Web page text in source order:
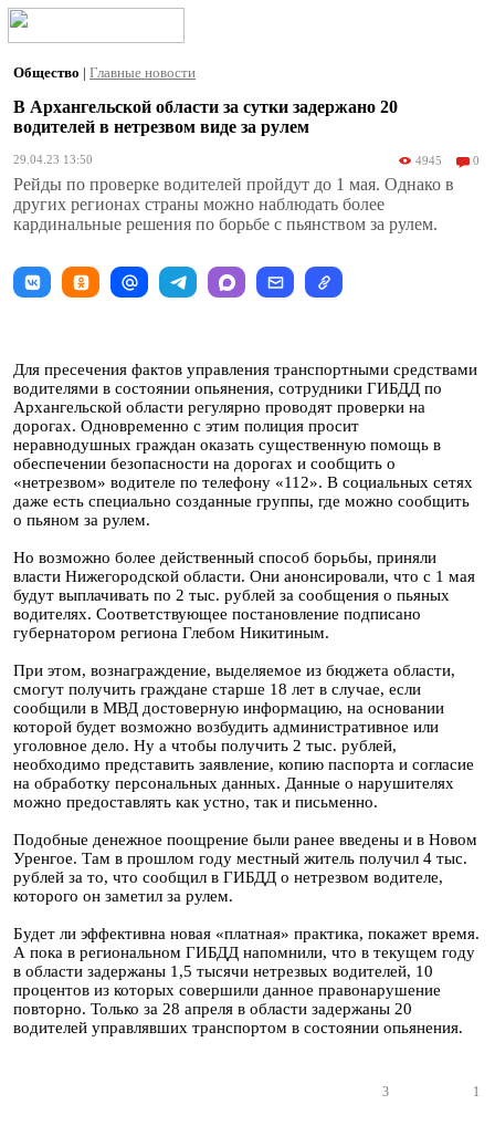
Общество | Главные новости
В Архангельской области за сутки задержано 20
водителей в нетрезвом виде за рулем
29.04.23 13:50 4945 0
Рейды по проверке водителей пройдут до 1 мая. Однако в
других регионах страны можно наблюдать более
кардинальные решения по борьбе с пьянством за рулем.
Для пресечения фактов управления транспортными средствами
водителями в состоянии опьянения, сотрудники ГИБДД по
Архангельской области регулярно проводят проверки на
дорогах. Одновременно с этим полиция просит
неравнодушных граждан оказать существенную помощь в
обеспечении безопасности на дорогах и сообщить о
«нетрезвом» водителе по телефону «112». В социальных сетях
даже есть специально созданные группы, где можно сообщить
о пьяном за рулем.
Но возможно более действенный способ борьбы, приняли
власти Нижегородской области. Они анонсировали, что с 1 мая
будут выплачивать по 2 тыс. рублей за сообщения о пьяных
водителях. Соответствующее постановление подписано
губернатором региона Глебом Никитиным.
При этом, вознаграждение, выделяемое из бюджета области,
смогут получить граждане старше 18 лет в случае, если
сообщили в МВД достоверную информацию, на основании
которой будет возможно возбудить административное или
уголовное дело. Ну а чтобы получить 2 тыс. рублей,
необходимо представить заявление, копию паспорта и согласие
на обработку персональных данных. Данные о нарушителях
можно предоставлять как устно, так и письменно.
Подобные денежное поощрение были ранее введены и в Новом
Уренгое. Там в прошлом году местный житель получил 4 тыс.
рублей за то, что сообщил в ГИБДД о нетрезвом водителе,
которого он заметил за рулем.
Будет ли эффективна новая «платная» практика, покажет время.
А пока в региональном ГИБДД напомнили, что в текущем году
в области задержаны 1,5 тысячи нетрезвых водителей, 10
процентов из которых совершили данное правонарушение
повторно. Только за 28 апреля в области задержаны 20
водителей управлявших транспортом в состоянии опьянения.
3 1